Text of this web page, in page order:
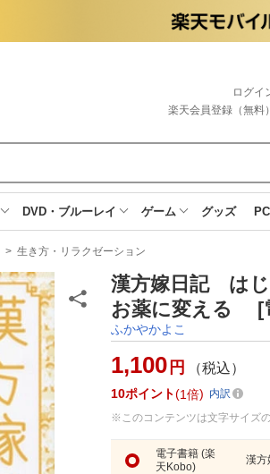
ログイ
楽天会員登録（無料）
DVD・ブルーレイ ゲーム グッズ
> 生き方・リラクゼーション
漢方嫁日記 は
お薬に変える [
ふかやかよこ
1,100 円 （税込）
10ポイント 1倍
内訳
※このコンテンツは文字サイズ
電子書籍 (楽
天Kobo)
漢